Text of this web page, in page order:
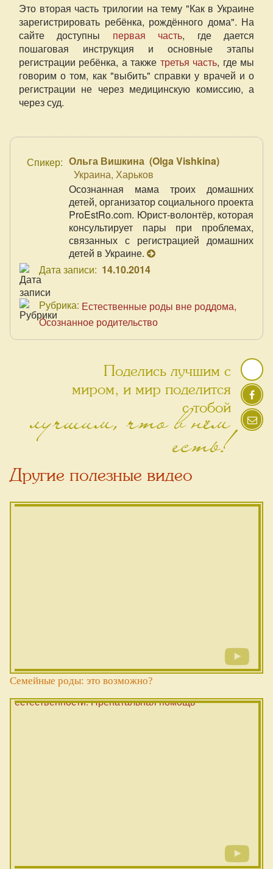
Это вторая часть трилогии на тему "Как в Украине
зарегистрировать ребёнка, рождённого дома". На
сайте доступны первая часть, где дается
пошаговая инструкция и основные этапы
регистрации ребёнка, а также третья часть, где мы
говорим о том, как "выбить" справки у врачей и о
регистрации не через медицинскую комиссию, а
через суд.
Спикер: Ольга Вишкина (Olga Vishkina)
Украина, Харьков
Осознанная мама троих домашних
детей, организатор социального проекта
ProEstRo.com. Юрист-волонтёр, которая
консультирует пары при проблемах,
связанных с регистрацией домашних
детей в Украине.
Дата записи: 14.10.2014
Рубрика: Естественные роды вне роддома
Осознанное родительство
Поделись лучшим с
миром, и мир поделится
с тобой
лучшим, что в нём
есть!
Другие полезные видео
Семейные роды: это возможно?